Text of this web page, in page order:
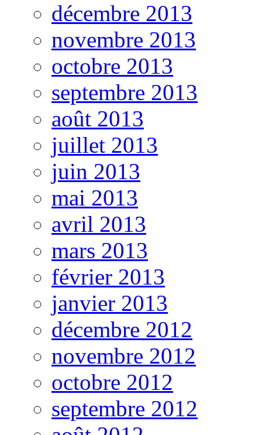
décembre 2013
novembre 2013
octobre 2013
septembre 2013
août 2013
juillet 2013
juin 2013
mai 2013
avril 2013
mars 2013
février 2013
janvier 2013
décembre 2012
novembre 2012
octobre 2012
septembre 2012